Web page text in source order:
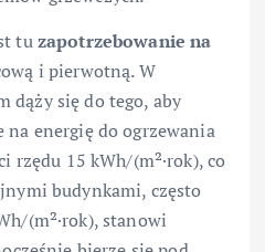
tuzapotrzebowanie na
i pierwotną. W
dąży się do tego, aby
energię do ogrzewania
rzędu 15 kWh/(m²·rok), co
budynkami, często
(m²·rok), stanowi